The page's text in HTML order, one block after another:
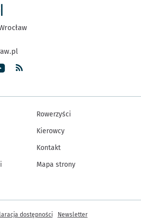
Rowerzyści
Kierowcy
Kontakt
Mapa strony
dostępności Newsletter